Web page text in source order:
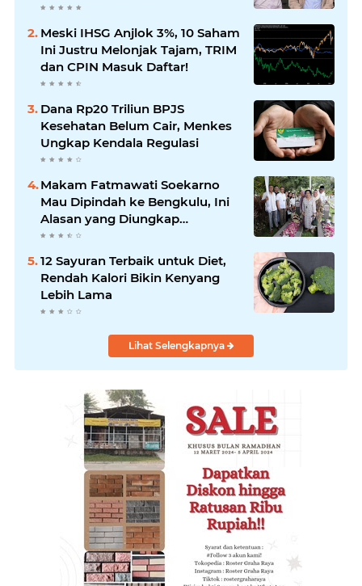
Meski IHSG Anjlok 3%, 10 Saham
Ini Justru Melonjak Tajam, TRIM
dan CPIN Masuk Daftar!
Dana Rp20 Triliun BPJS
Kesehatan Belum Cair, Menkes
Ungkap Kendala Regulasi
Makam Fatmawati Soekarno
Mau Dipindah ke Bengkulu, Ini
Alasan yang Diungkap
Gubernur
12 Sayuran Terbaik untuk Diet,
Rendah Kalori Bikin Kenyang
Lebih Lama
Lihat Selengkapnya